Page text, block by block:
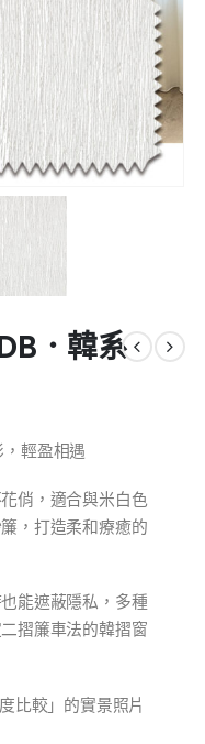
．韓系
輕盈相遇
俏，適合與米白色
，打造柔和療癒的
能遮蔽隱私，多種
摺簾車法的韓摺窗
比較」的實景照片